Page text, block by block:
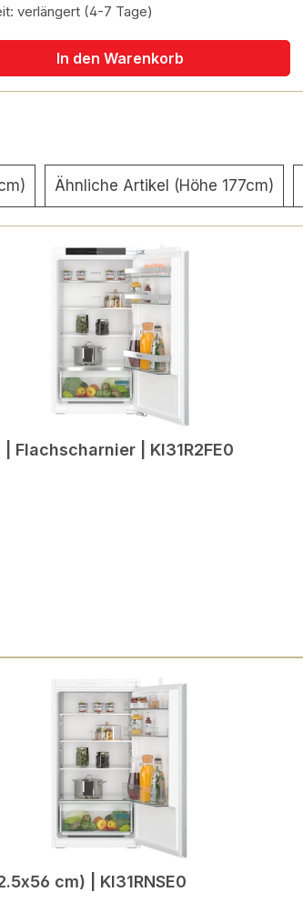
verlängert (4-7 Tage)
In den Warenkorb
Ähnliche Artikel (Höhe 177cm)
Flachscharnier | KI31R2FE0
cm) | KI31RNSE0